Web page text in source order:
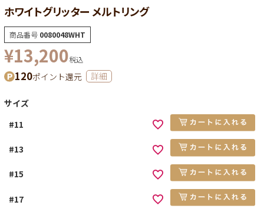
ホワイトグリッター メルトリング
商品番号 0080048WHT
¥13,200税込
120ポイント還元 詳細
サイズ
#11
#13
#15
#17